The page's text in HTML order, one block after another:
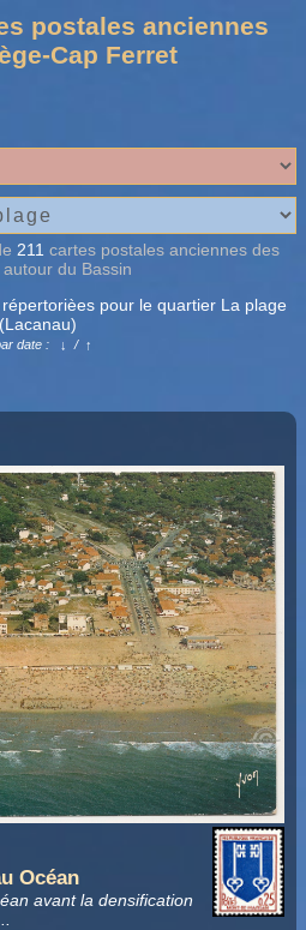
postales anciennes
Cap Ferret
211 cartes postales anciennes des
du Bassin
pour le quartier La plage
(Lacanau)
date : ↓ /↑
Océan
avant la densification